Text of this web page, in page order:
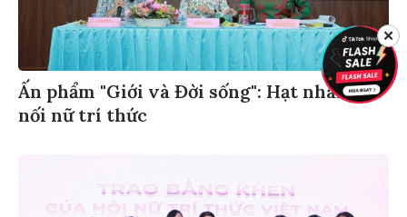
Ấn phẩm "Giới và Đời sống": Hạt nhân kết
nối nữ trí thức
✕